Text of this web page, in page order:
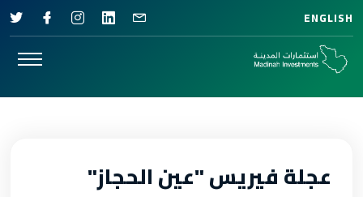
ENGLISH
عجلة فيريس "عين الحجاز"